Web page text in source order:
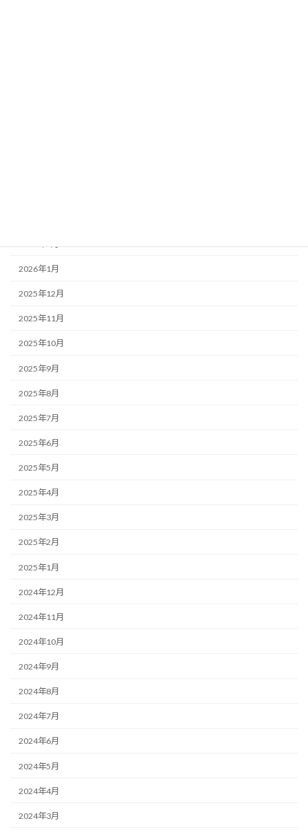
2026年1月
2025年12月
2025年11月
2025年10月
2025年9月
2025年8月
2025年7月
2025年6月
2025年5月
2025年4月
2025年3月
2025年2月
2025年1月
2024年12月
2024年11月
2024年10月
2024年9月
2024年8月
2024年7月
2024年6月
2024年5月
2024年4月
2024年3月